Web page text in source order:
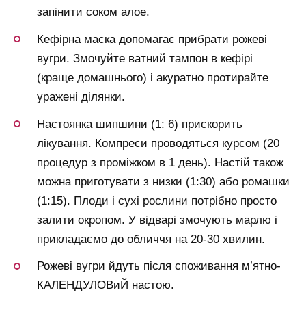
запінити соком алое.
Кефірна маска допомагає прибрати рожеві
вугри. Змочуйте ватний тампон в кефірі
(краще домашнього) і акуратно протирайте
уражені ділянки.
Настоянка шипшини (1: 6) прискорить
лікування. Компреси проводяться курсом (20
процедур з проміжком в 1 день). Настій також
можна приготувати з низки (1:30) або ромашки
(1:15). Плоди і сухі рослини потрібно просто
залити окропом. У відварі змочують марлю і
прикладаємо до обличчя на 20-30 хвилин.
Рожеві вугри йдуть після споживання м’ятно-
КАЛЕНДУЛОВиЙ настою.